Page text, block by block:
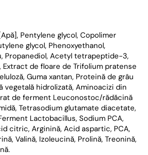
Pentylene glycol, Copolimer
glycol, Phenoxyethanol,
Propanediol, Acetyl tetrapeptide-3,
Extract de floare de Trifolium pratense
Guma xantan, Proteină de grâu
vegetală hidrolizată, Aminoacizi din
de ferment Leuconostoc/rădăcină
Tetrasodium glutamate diacetate,
Lactobacillus, Sodium PCA,
citric, Arginină, Acid aspartic, PCA,
Valină, Izoleucină, Prolină, Treonină,